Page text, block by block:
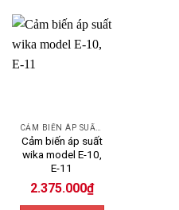
Cảm biến áp suất
wika model E-10,
E-11
2.375.000₫